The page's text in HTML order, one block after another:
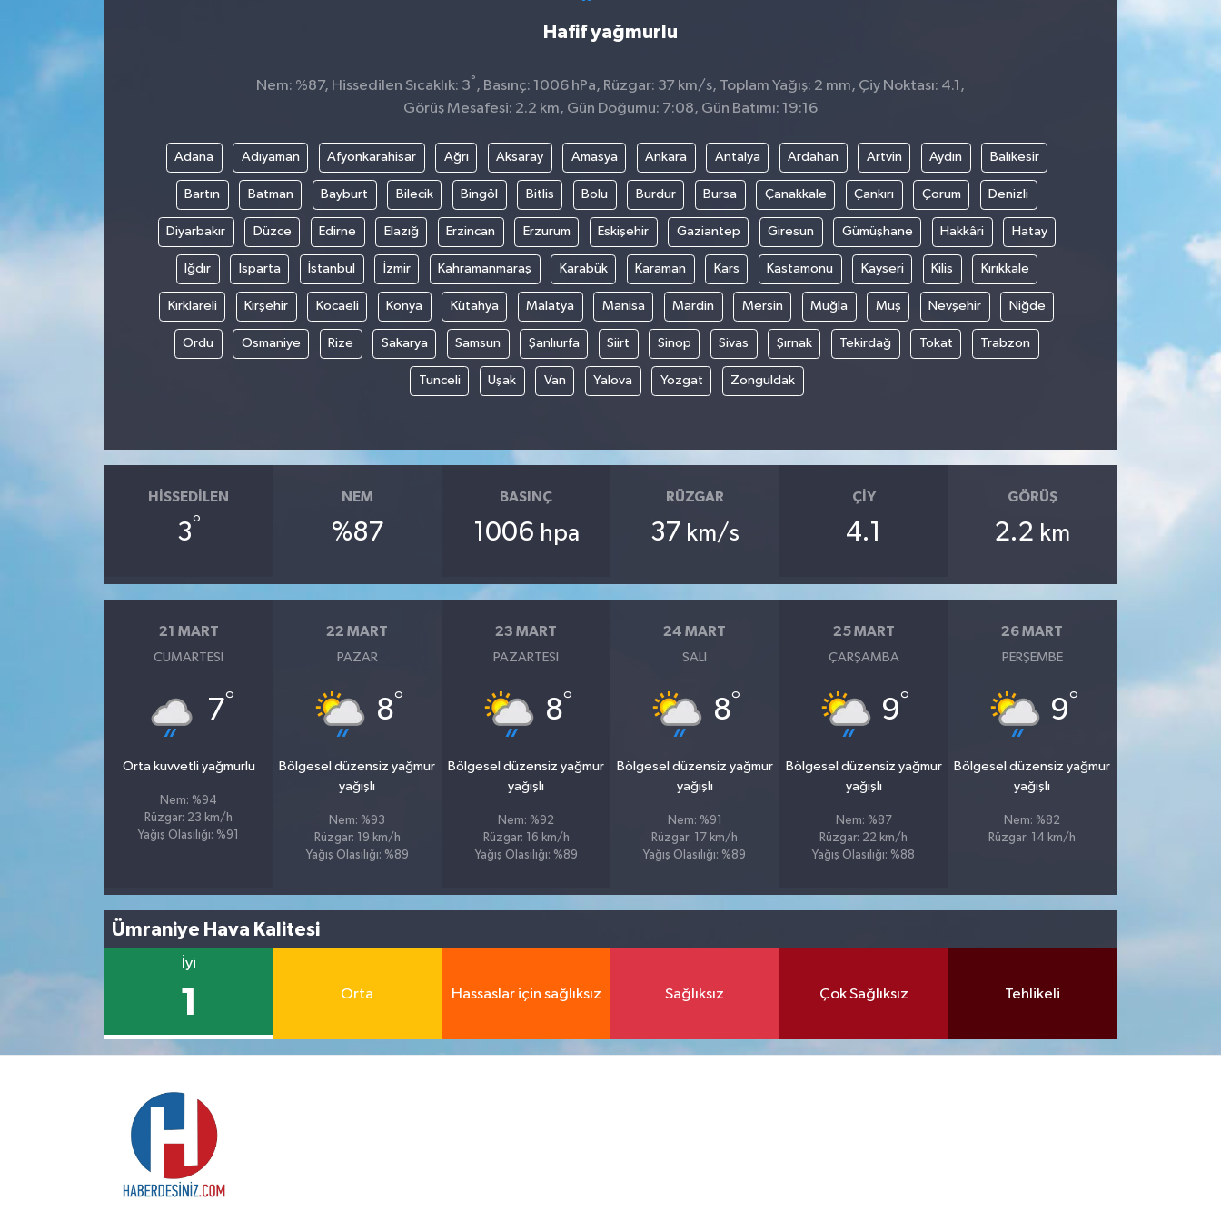
Hafif yağmurlu
Nem: %87, Hissedilen Sıcaklık: 3° , Basınç: 1006 hPa, Rüzgar: 37 km/s, Toplam Yağış: 2 mm, Çiy Noktası: 4.1,
Görüş Mesafesi: 2.2 km, Gün Doğumu: 7:08, Gün Batımı: 19:16
Adana Adıyaman Afyonkarahisar Ağrı Aksaray Amasya Ankara Antalya Ardahan Artvin Aydın Balıkesir
Bartın Batman Bayburt Bilecik Bingöl Bitlis Bolu Burdur Bursa Çanakkale Çankırı Çorum Denizli
Diyarbakır Düzce Edirne Elazığ Erzincan Erzurum Eskişehir Gaziantep Giresun Gümüşhane Hakkâri Hatay
Iğdır Isparta İstanbul İzmir Kahramanmaraş Karabük Karaman Kars Kastamonu Kayseri Kilis Kırıkkale
Kırklareli Kırşehir Kocaeli Konya Kütahya Malatya Manisa Mardin Mersin Muğla Muş Nevşehir Niğde
Ordu Osmaniye Rize Sakarya Samsun Şanlıurfa Siirt Sinop Sivas Şırnak Tekirdağ Tokat Trabzon
Tunceli Uşak Van Yalova Yozgat Zonguldak
HISSEDILEN
3°
NEM
%87
BASINÇ
1006 hpa
RÜZGAR
37 km/s
ÇIY
4.1
GÖRÜŞ
2.2 km
21 MART
CUMARTESI
7°
Orta kuvvetli yağmurlu
Nem: %94
Rüzgar: 23 km/h
Yağış Olasılığı: %91
22 MART
PAZAR
8°
Bölgesel düzensiz yağmur
yağışlı
Nem: %93
Rüzgar: 19 km/h
Yağış Olasılığı: %89
23 MART
PAZARTESI
8°
Bölgesel düzensiz yağmur
yağışlı
Nem: %92
Rüzgar: 16 km/h
Yağış Olasılığı: %89
24 MART
SALI
8°
Bölgesel düzensiz yağmur
yağışlı
Nem: %91
Rüzgar: 17 km/h
Yağış Olasılığı: %89
25 MART
ÇARŞAMBA
9°
Bölgesel düzensiz yağmur
yağışlı
Nem: %87
Rüzgar: 22 km/h
Yağış Olasılığı: %88
26 MART
PERŞEMBE
9°
Bölgesel düzensiz yağmur
yağışlı
Nem: %82
Rüzgar: 14 km/h
Ümraniye Hava Kalitesi
İyi
1 Orta Hassaslar için sağlıksız Sağlıksız Çok Sağlıksız Tehlikeli
TEKNOLOJİ